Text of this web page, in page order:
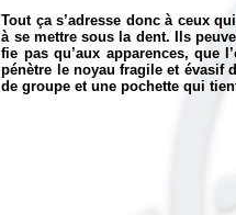
Tout ça s’adresse donc à ceux
à se mettre sous la dent. Ils
fie pas qu’aux apparences, que
pénètre le noyau fragile et évasif
de groupe et une pochette qui